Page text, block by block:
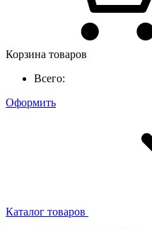
Корзина товаров
Всего:
Оформить
Каталог товаров